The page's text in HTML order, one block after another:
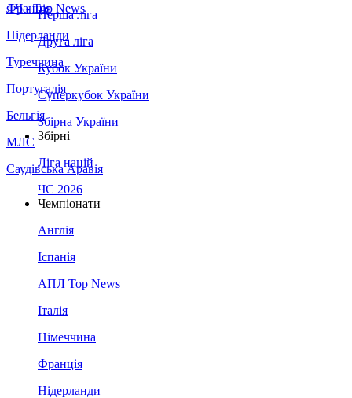
Франція
Нідерланди
Туреччина
Португалія
Бельгія
МЛС
Саудівська Аравія
ЛЧ - Top News
Перша ліга
Друга ліга
Кубок України
Суперкубок України
Збірна України
Збірні
Ліга націй
ЧС 2026
Чемпіонати
Англія
Іспанія
АПЛ Top News
Італія
Німеччина
Франція
Нідерланди